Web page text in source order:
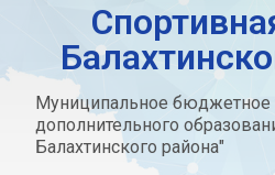
Муниципальное бюджетное
дополнительного
Балахтинского района"